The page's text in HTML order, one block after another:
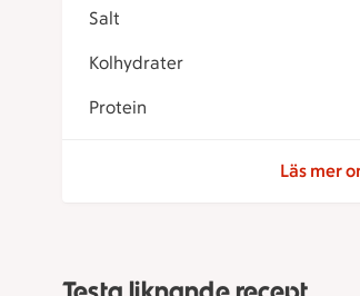
Salt
Kolhydrater
Protein
Läs mer